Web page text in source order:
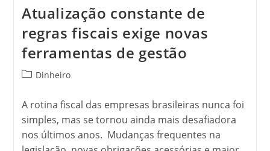
Importância
Do
Planejamento
Financeiro
Atualização constante de
regras fiscais exige novas
ferramentas de gestão
Categoria
post:
Dinheiro
A rotina fiscal das empresas brasileiras nunca foi
simples, mas se tornou ainda mais desafiadora
nos últimos anos. Mudanças frequentes na